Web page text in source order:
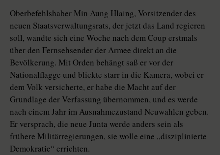
Oberbefehlshaber Min Aung ­Hlaing, Vorsitzender des
neuen Staatsverwaltungsrats, der jetzt das Land regieren
soll, wandte sich eine Woche nach dem Coup erstmals
über den Fernsehsender der Armee direkt an die
Bevölkerung. Mit Orden behängt saß er vor der
Nationalflagge und blickte starr in die Kamera, wobei er
dem Volk versicherte, er habe die Macht auf der
Grundlage der Verfassung übernommen, und es werde
nach einem Jahr im Ausnahmezustand Neuwahlen geben.
Er versprach, die neue Junta werde anders sein als
frühere Militärregierungen, sie wolle eine „disziplinierte
Demokratie“ errichten.